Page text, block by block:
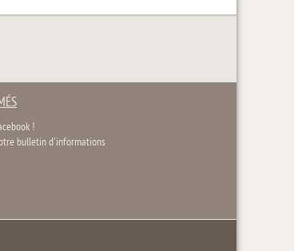
!
bulletin d'informations